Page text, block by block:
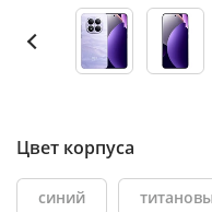
Цвет корпуса
синий